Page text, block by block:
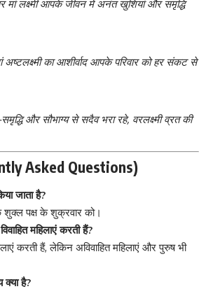
मां लक्ष्मी आपके जीवन में अनंत खुशियां और समृद्धि
अष्टलक्ष्मी का आशीर्वाद आपके परिवार को हर संकट से
और सौभाग्य से सदैव भरा रहे, वरलक्ष्मी व्रत की
Asked Questions)
जाता है?
शुक्ल पक्ष के शुक्रवार को।
महिलाएं करती हैं?
करती हैं, लेकिन अविवाहित महिलाएं और पुरुष भी
क्या है?